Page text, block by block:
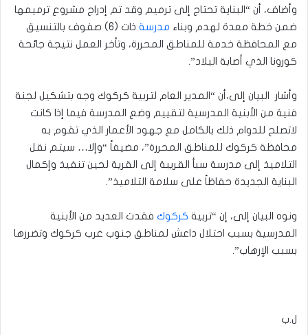
وأضاف، أن “البناية تحتاج إلى ترميم وقد تم إدراج مشروع ترميمها
ضمن خطة معدة لهدم وبناء مدرسة
ذات (6) صفوف بالتنسيق
مع المحافظة خدمة للمناطق المحررة، وتأخر العمل نتيجة جائحة
كورونا الذي أصابة البلاد”.
وأشار البيان إلى،أن “المدير العام لتربية كركوك وجه بتشكيل لجنة
فنية من الأبنية المدرسية لتقييم وضع المدرسة فيما إذا كانت
لاتصلح للدوام ذلك بالكامل مع جهود الأعمار الذي تقوم به
محافظة كركوك للمناطق المحررة”، مضيفاً “وإلا… سيتم نقل
التلاميذ إلى مدرسة سبأ القريبة إلى القرية لحين تنفيذ وإكمال
البناية الجديدة حفاظاً على سلامة التلاميذ”.
ونوه البيان إلى، إن “تربية كركوك فقدت العديد من الأبنية
المدرسية بسبب احتلال داعش لمناطق جنوب غرب كركوك وتضررها
بسبب الإرهاب”.
ل.ب